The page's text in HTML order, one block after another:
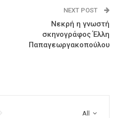
NEXT POST
Νεκρή η γνωστή
σκηνογράφος Έλλη
Παπαγεωργακοπούλου
All